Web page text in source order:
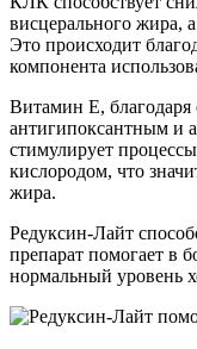
висцерального жира,
Это происходит
компонента
Витамин Е,
антигипоксантным и
стимулирует
кислородом, что
жира.
Редуксин-Лайт
препарат помогает в
нормальный уровень